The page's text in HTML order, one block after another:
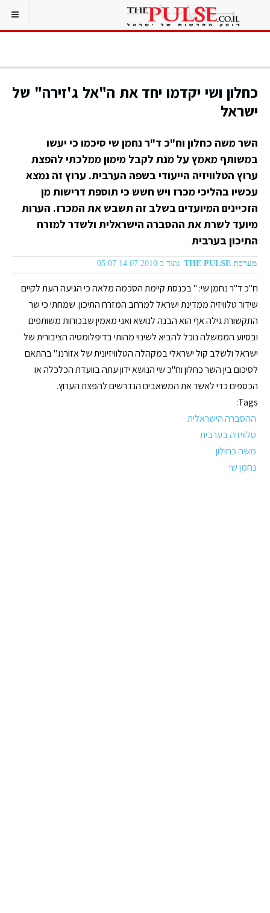
כחלון ושי יקדמו יחד את ה"אל ג'זירה" של
ישראל
השר משה כחלון וח"כ ד"ר נחמן שי סיכמו כי יעשו
במשותף מאמץ על מנת לקבל מימון ממלכתי להפצת
ערוץ הטלוויזיה הייעודי בשפה הערבית. ערוץ זה נמצא
עכשיו בהליכי מכרז ויש חשש כי תוספת דרישות מן
הזכיינים המיועדים בשלב זה תשבש את המכרז. הערות
מיועד לשרת את ההסברה הישראלית ולשדר למזרח
התיכון בערבית
מערכת THE PULSE נוצר ב 14.07.2010 05:07
ח"כ ד"ר נחמן שי: " בכנסת קיימת הסכמה מלאה כי הגיעה העת לקיים
שידור טלוויזיה ממדינת ישראל למרחב המזרח התיכון. שמחתי כי שר
התקשורת גילה אף הוא הבנה לנושא ואני מאמין שבכוחות משותפים
ובסיוע הממשלה נוכל להביא לשינוי מהותי בדיפלומטיה הציבורית של
ישראל ולשלב קול ישראלי במקהלה הטלוויזיונית של אזורנו." בהתאם
לסיכום בין השר כחלון וח"כ שי הנושא ידון עתה בוועדת הכלכלה או
הכספים כדי לאשר את המשאבים הנדרשים להפצת הערוץ.
Tags:
ההסברה הישראלית
טלוויזיה בערבית
משה כחולון
נחמן שי